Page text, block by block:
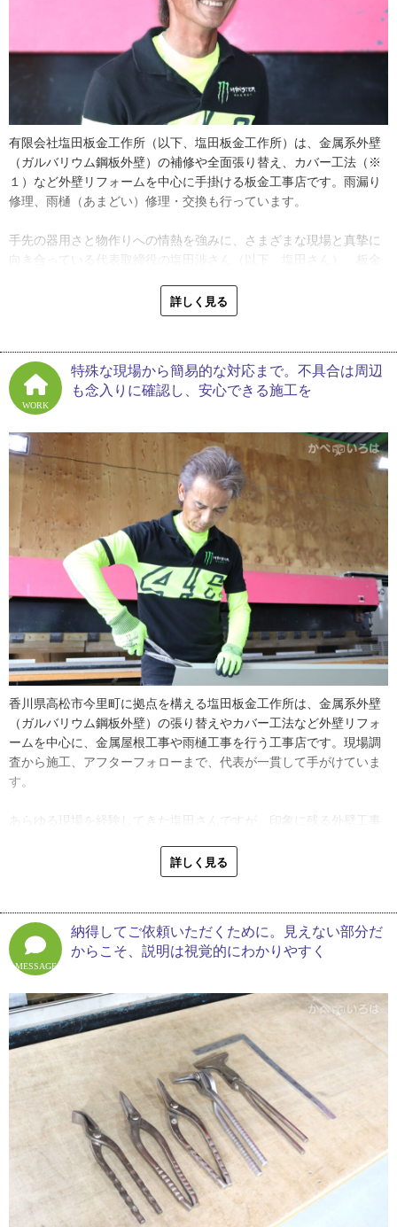
有限会社塩田板金工作所（以下、塩田板金工作所）は、金属系外壁
（ガルバリウム鋼板外壁）の補修や全面張り替え、カバー工法（※
１）など外壁リフォームを中心に手掛ける板金工事店です。雨漏り
修理、雨樋（あまどい）修理・交換も行っています。
手先の器用さと物作りへの情熱を強みに、さまざまな現場と真摯に
向き合っている代表取締役の塩田渉さん（以下、塩田さん）。板金
きなものに夢中だった幼少期がありました。
ね。板金業は、1枚の板を切ったり折ったり曲げたりしながら形をつ
くっていく仕事です。その素質を活かせている面はあるかもしませ
ん」
そんな塩田さんにとって大きかったのが、長年のあいだ現場の第一
線にいる先代の存在でした。板金業を始めた当初は、同じようにで
きず歯痒い思いをしたのだとか。
「最初は、父みたいに綺麗にはできませんでした。でも、何度も練
習するうちに少しずつ出来が良くなり、スピードも上がって。徐々
に楽しくなりましたね。完成した後に、お客さまから『綺麗にして
くれてありがとう』と声をかけてもらえると嬉しい。それが1番のや
りがいです」
高校時代には家業を継ぐ気持ちが芽生えていた塩田さんですが、一
度は地元を離れ、大学進学を機に神戸で暮らします。さらに、大阪
か東京へと考えていた矢先に阪神・淡路大震災が発生。大学卒業後
は地元へ戻ることになり、縁があった自動車関連商品販売業の会社
に入社しました。実はプラモデル同様、乗り物も大好きだったそ
う。当初から「３年間」と働く期間を決めて、面接官に話していた
といいます。
を始めましたが、覚えることが多くて大変でした。でも面白いか
ら、やめようと思ったことは一度もありません」
工に携わる機会が増え、他の板金工事店との連携を積極的に行って
います。今後の目標は？と尋ねたところ、会社の継続に加えて、板
金業の垣根を越えた素敵な夢を語ってくれました。
「今でもバイクや車が好きなので、いつか同じ趣味を持つ方に向け
てガレージ付きの建物を提案できたらいいなぁと思います。板金だ
けでは完結しないかもしれませんが、その一部にでも関われたらき
っと楽しいし、会社としてもそんな方向に挑戦していけたら嬉しい
ですね」
※１ カバー工法・・・金属屋根や外壁の重ね張りをするリフォー
詳しく見る
WORK
特殊な現場から簡易的な対応まで。不具合は周辺
も念入りに確認し、安心できる施工を
香川県高松市今里町に拠点を構える塩田板金工作所は、金属系外壁
（ガルバリウム鋼板外壁）の張り替えやカバー工法など外壁リフォ
ームを中心に、金属屋根工事や雨樋工事を行う工事店です。現場調
査から施工、アフターフォローまで、代表が一貫して手がけていま
す。
あらゆる現場を経験してきた塩田さんですが、印象に残る外壁工事
丸ごとなくなった」という特殊な内容でした。
依頼がありました。お隣と壁がくっついているお宅で、隣家が更地
になった結果、壁の一面が壊されたんです。現地に行ってみると、
増改築を繰り返していたのか、壁の形がバラバラで。下地を作りな
がら壁を張りました。本来なら工場で事前に作って持っていくとこ
ろ、現地合わせと現地加工の連続で大変な工事でした」
状況に沿いながらフレキシブルな対応を行う塩田板金工作所です
が、雨漏りのケースでも同様です。とある工事では、たくさんある
窓すべてが漏水の原因と疑われ、修理に大変苦労したといいます。
「全部の窓が怪しいっていう状態でした。外壁材をすべて剥がして
窓まわりの防水処理を施し、シーリングで仕上げていきました。窓
まわりは防水の弱点になりやすいから、念入りに処理します。施工
には手間がかかりますが、長く安心してもらうためには必要な作業
です」
詳しく見る
MESSAGE
納得してご依頼いただくために。見えない部分だ
からこそ、説明は視覚的にわかりやすく